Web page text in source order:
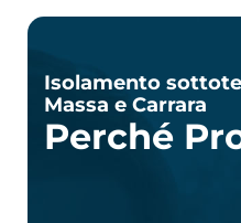
Isolamento
Massa e Carrara
Perché